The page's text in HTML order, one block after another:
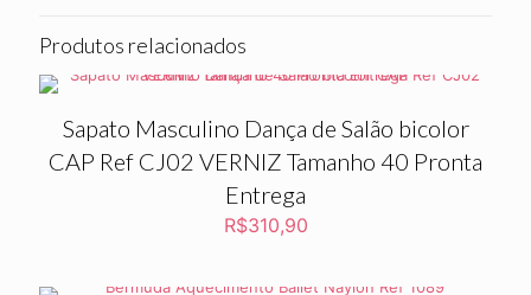
Produtos relacionados
Sapato Masculino Dança de Salão bicolor
CAP Ref CJ02 VERNIZ Tamanho 40 Pronta
Entrega
R$310,90